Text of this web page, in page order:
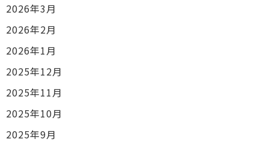
2026年3月
2026年2月
2026年1月
2025年12月
2025年11月
2025年10月
2025年9月